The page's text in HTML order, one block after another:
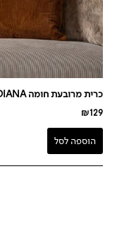
כרית מרובעת חומה DIANA
₪129
הוספה לסל